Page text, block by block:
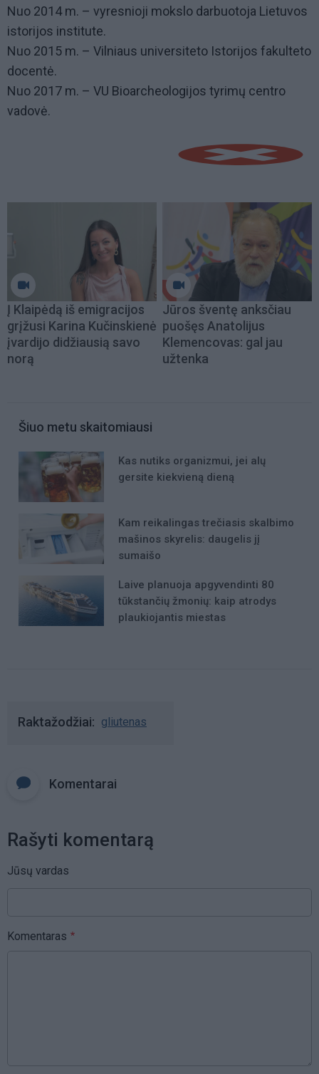
Nuo 2014 m. – vyresnioji mokslo darbuotoja Lietuvos
istorijos institute.
Nuo 2015 m. – Vilniaus universiteto Istorijos fakulteto
docentė.
Nuo 2017 m. – VU Bioarcheologijos tyrimų centro
vadovė.
Į Klaipėdą iš emigracijos
grįžusi Karina Kučinskienė
įvardijo didžiausią savo
norą
Jūros šventę anksčiau
puošęs Anatolijus
Klemencovas: gal jau
užtenka
Šiuo metu skaitomiausi
Kas nutiks organizmui, jei alų
gersite kiekvieną dieną
Kam reikalingas trečiasis skalbimo
mašinos skyrelis: daugelis jį
sumaišo
Laive planuoja apgyvendinti 80
tūkstančių žmonių: kaip atrodys
plaukiojantis miestas
Raktažodžiai gliutenas
Komentarai
Rašyti komentarą
Jūsų vardas
Komentaras